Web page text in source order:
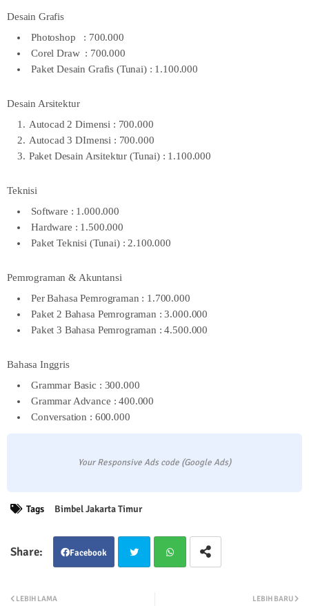
Desain Grafis
Photoshop : 700.000
Corel Draw : 700.000
Paket Desain Grafis (Tunai) : 1.100.000
Desain Arsitektur
Autocad 2 Dimensi : 700.000
Autocad 3 DImensi : 700.000
Paket Desain Arsitektur (Tunai) : 1.100.000
Teknisi
Software : 1.000.000
Hardware : 1.500.000
Paket Teknisi (Tunai) : 2.100.000
Pemrograman & Akuntansi
Per Bahasa Pemrograman : 1.700.000
Paket 2 Bahasa Pemrograman : 3.000.000
Paket 3 Bahasa Pemrograman : 4.500.000
Bahasa Inggris
Grammar Basic : 300.000
Grammar Advance : 400.000
Conversation : 600.000
Your Responsive Ads code (Google Ads)
Tags Bimbel Jakarta Timur
Facebook
LEBIH BARU
LEBIH LAMA